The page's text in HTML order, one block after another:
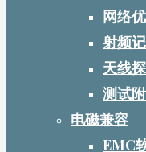
网络
射频
天线
测试
电磁兼容
EMC